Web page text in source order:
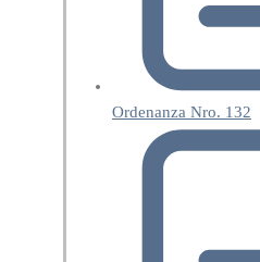
Ordenanza Nro. 132